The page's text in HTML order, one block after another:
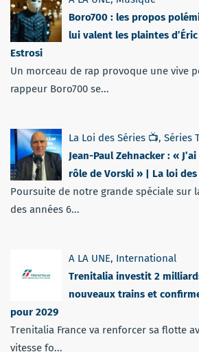
Boro700 : les propos
lui valent les plaintes
Estrosi
Un morceau de rap provoque une vive
rappeur Boro700 se...
La Loi des Séries 📺, Séries
Jean-Paul Zehnacker : «
rôle de Vorski » | La loi des
Poursuite de notre grande spéciale sur
des années 6...
A LA UNE, International
Trenitalia investit 2
nouveaux trains et
pour 2029
Trenitalia France va renforcer sa flotte
vitesse fo...